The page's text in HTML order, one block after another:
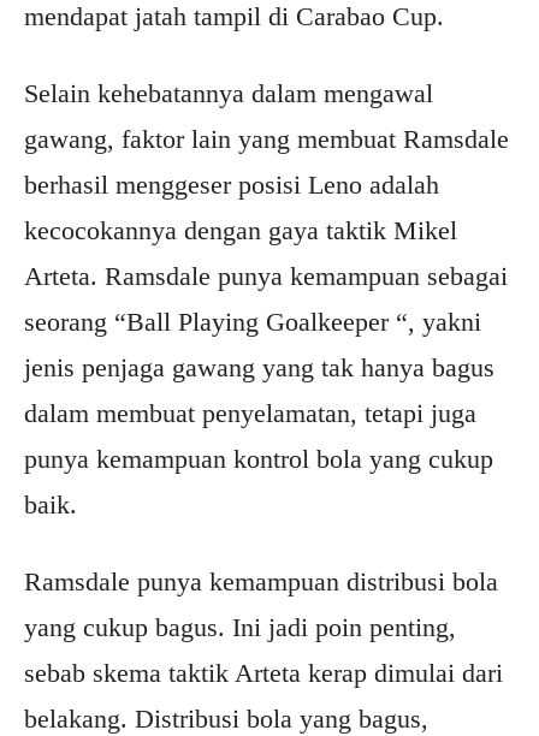
mendapat jatah tampil di Carabao Cup.
Selain kehebatannya dalam mengawal
gawang, faktor lain yang membuat Ramsdale
berhasil menggeser posisi Leno adalah
kecocokannya dengan gaya taktik Mikel
Arteta. Ramsdale punya kemampuan sebagai
seorang “Ball Playing Goalkeeper “, yakni
jenis penjaga gawang yang tak hanya bagus
dalam membuat penyelamatan, tetapi juga
punya kemampuan kontrol bola yang cukup
baik.
Ramsdale punya kemampuan distribusi bola
yang cukup bagus. Ini jadi poin penting,
sebab skema taktik Arteta kerap dimulai dari
belakang. Distribusi bola yang bagus,